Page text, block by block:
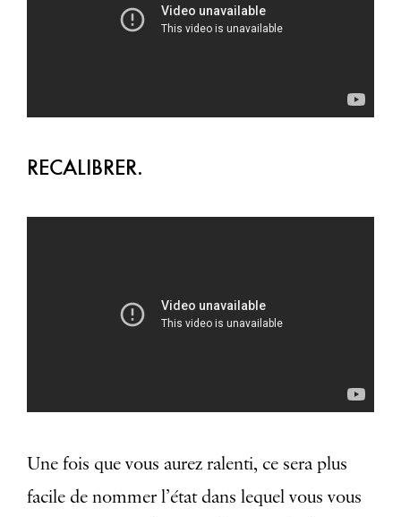
RECALIBRER.
Une fois que vous aurez ralenti, ce sera plus
facile de nommer l’état dans lequel vous vous